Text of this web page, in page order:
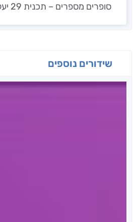
סופרים מספרים – תכנית 29 יעל אוליאל 29.4.19
שידורים נוספים